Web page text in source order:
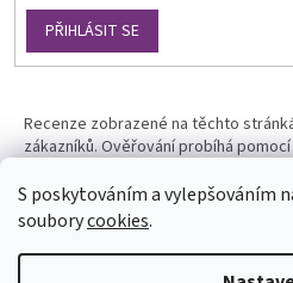
S poskytováním a vylepšováním
souborycookies.
PŘIHLÁSIT SE
Recenze zobrazené na těchto
zákazníků. Ověřování probíhá